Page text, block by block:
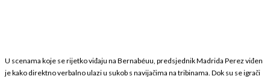
U scenama koje se rijetko viđaju na Bernabéuu, predsjednik Madrida Perez viđen
je kako direktno verbalno ulazi u sukob s navijačima na tribinama. Dok su se igrači